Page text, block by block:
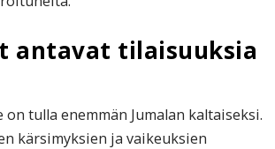
antavat tilaisuuksia
tulla enemmän Jumalan kaltaiseksi.
kärsimyksien ja vaikeuksien